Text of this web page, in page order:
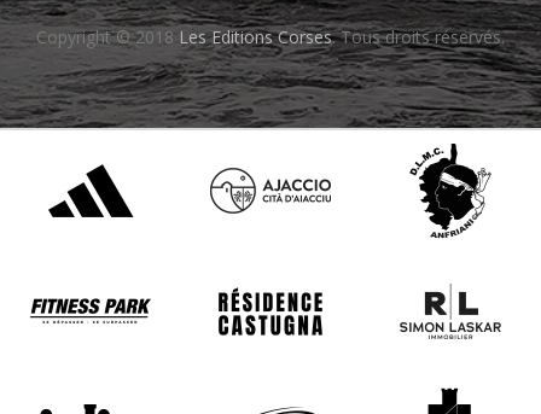
Copyright © 2018 Les Editions Corses. Tous droits réservés.